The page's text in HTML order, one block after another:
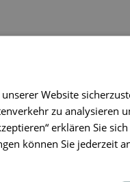
man Lösungen,
Die Sandalen von
einer einfachen
Website
zu analysieren
erklären Sie
können Sie jederzeit